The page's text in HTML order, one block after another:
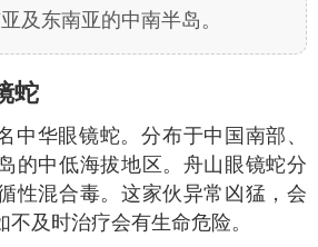
及东南亚的中南半岛。
蛇
中华眼镜蛇。分布于中国南部、
的中低海拔地区。舟山眼镜蛇分
性混合毒。这家伙异常凶猛，会
及时治疗会有生命危险。